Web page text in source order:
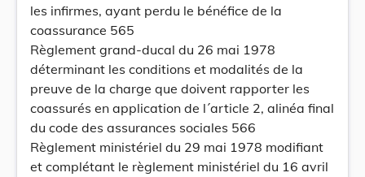
les infirmes, ayant perdu le bénéfice de la
coassurance 565
Règlement grand-ducal du 26 mai 1978
déterminant les conditions et modalités de la
preuve de la charge que doivent rapporter les
coassurés en application de l´article 2, alinéa final
du code des assurances sociales 566
Règlement ministériel du 29 mai 1978 modifiant
et complétant le règlement ministériel du 16 avril